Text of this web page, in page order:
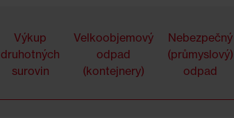
Výkup
druhotných
surovin
Velkoobjemový
odpad
(kontejnery)
Nebezpečný
(průmyslový)
odpad